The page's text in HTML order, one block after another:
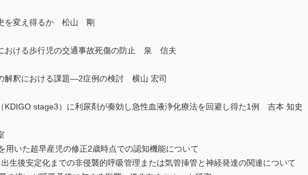
を変え得るか 松山 剛
おける歩行児の交通事故死傷の防止 泉 信夫
解釈における課題―2症例の検討 横山 宏司
KDIGO stage3）に利尿剤が奏効し急性血液浄化療法を回避し得た1例 吉本 知史
用いた超早産児の修正2歳時点での認知機能について
生後安定化までの非侵襲的呼吸管理または気管挿管と神経発達の関連について